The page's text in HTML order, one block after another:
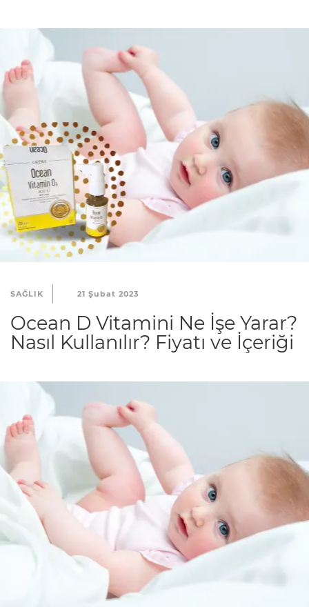
SAĞLIK 21 Şubat 2023
Ocean D Vitamini Ne İşe Yarar?
Nasıl Kullanılır? Fiyatı ve İçeriği